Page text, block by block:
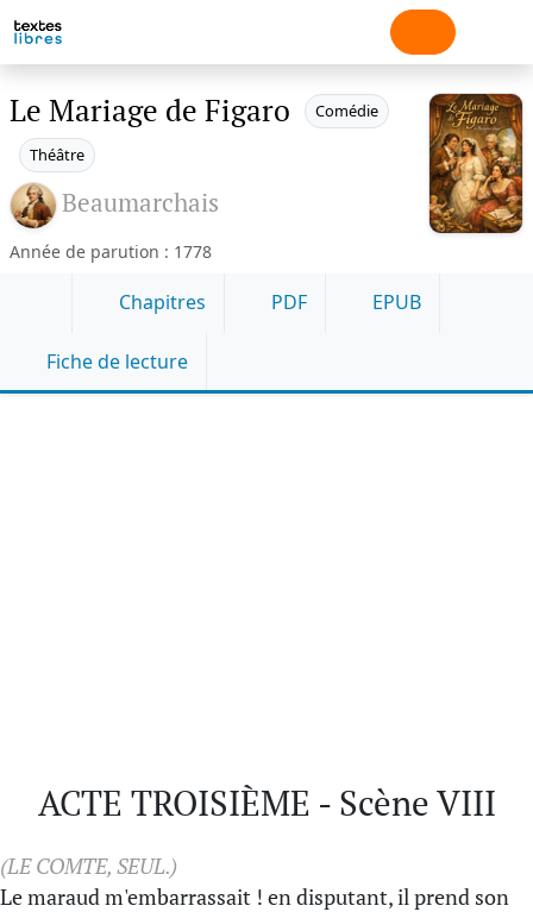
Le Mariage de Figaro Comédie
Théâtre
Beaumarchais
Année de parution : 1778
Chapitres PDF EPUB
Fiche de lecture
ACTE TROISIÈME - Scène VIII
(LE COMTE, SEUL.)
Le maraud m'embarrassait ! en disputant, il prend son